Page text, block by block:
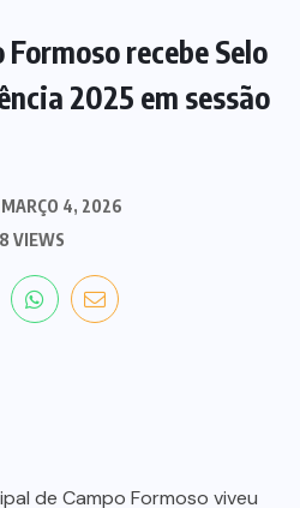
recebe Selo
2025 em sessão
MARÇO 4, 2026
VIEWS
de Campo Formoso viveu